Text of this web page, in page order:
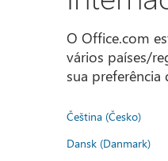
O Office.com
vários países/
sua
Čeština (Česko)
Dansk (Danmark)